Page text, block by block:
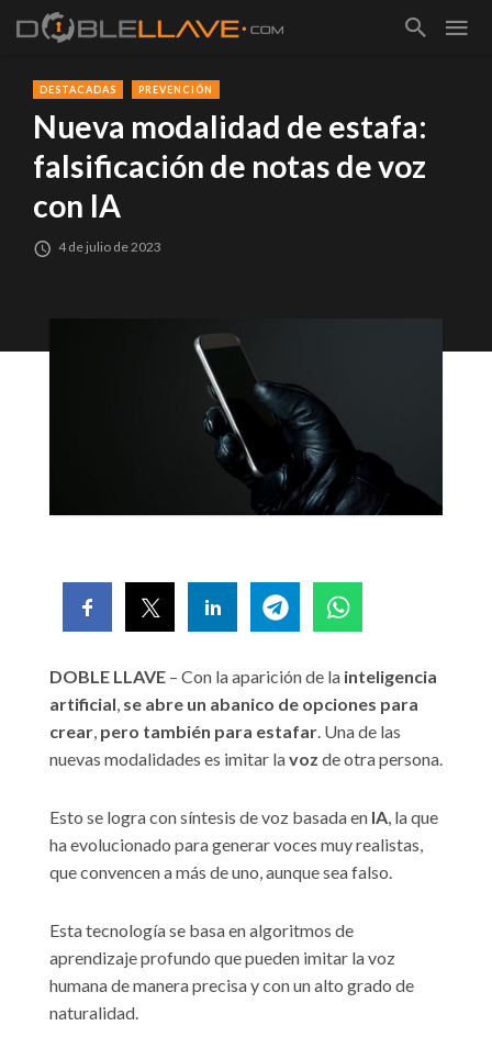
DESTACADAS PREVENCIÓN
Nueva modalidad de estafa:
falsificación de notas de voz
con IA
4 de julio de 2023
DOBLE LLAVE – Con la aparición de la inteligencia
artificial, se abre un abanico de opciones para
crear, pero también para estafar. Una de las
nuevas modalidades es imitar lavoz de otra persona.
Esto se logra con síntesis de voz basada en IA, la que
ha evolucionado para generar voces muy realistas,
que convencen a más de uno, aunque sea falso.
Esta tecnología se basa en algoritmos de
aprendizaje profundo que pueden imitar la voz
humana de manera precisa y con un alto grado de
naturalidad.